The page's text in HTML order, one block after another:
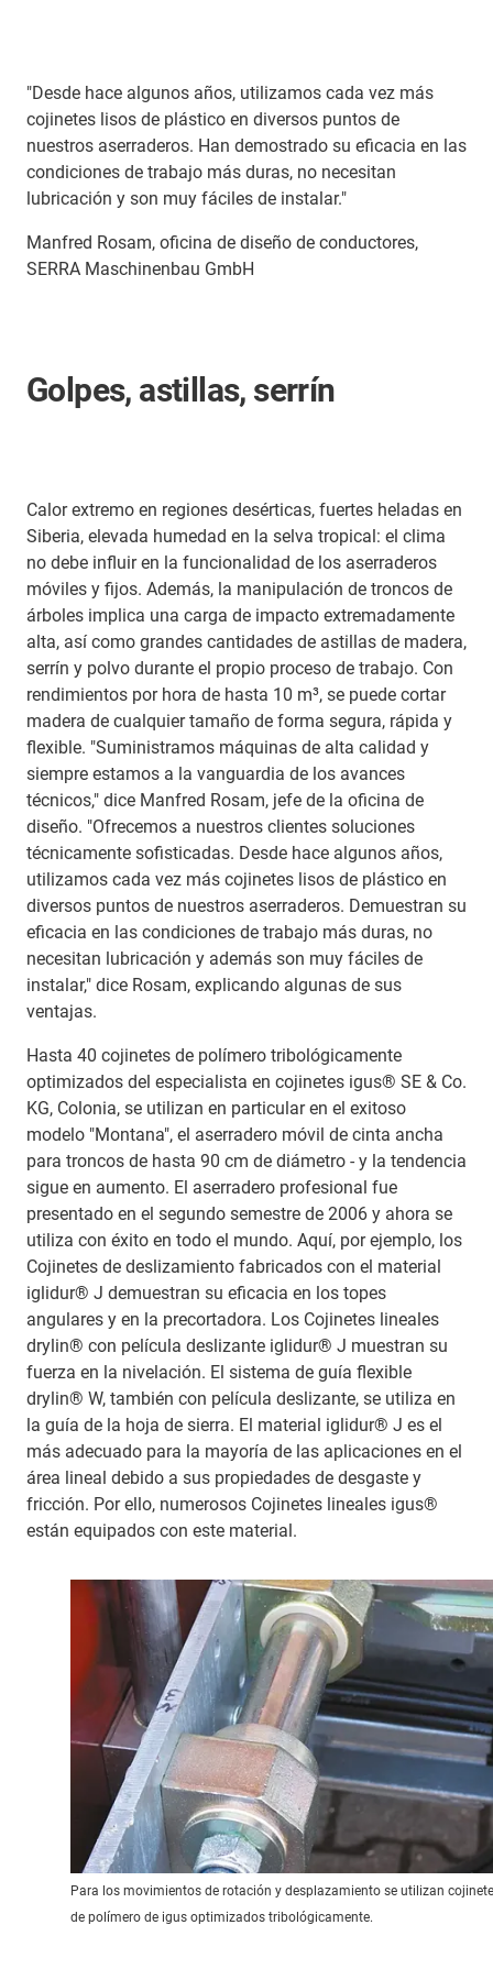
"Desde hace algunos años, utilizamos cada vez más
cojinetes lisos de plástico en diversos puntos de
nuestros aserraderos. Han demostrado su eficacia en las
condiciones de trabajo más duras, no necesitan
lubricación y son muy fáciles de instalar."
Manfred Rosam, oficina de diseño de conductores,
SERRA Maschinenbau GmbH
Golpes, astillas, serrín
Para los movimientos de rotación y desplazamiento se utilizan
de polímero de igus optimizados tribológicamente.
Calor extremo en regiones desérticas, fuertes heladas en
Siberia, elevada humedad en la selva tropical: el clima
no debe influir en la funcionalidad de los aserraderos
móviles y fijos. Además, la manipulación de troncos de
árboles implica una carga de impacto extremadamente
alta, así como grandes cantidades de astillas de madera,
serrín y polvo durante el propio proceso de trabajo. Con
rendimientos por hora de hasta 10 m³, se puede cortar
madera de cualquier tamaño de forma segura, rápida y
flexible. "Suministramos máquinas de alta calidad y
siempre estamos a la vanguardia de los avances
técnicos," dice Manfred Rosam, jefe de la oficina de
diseño. "Ofrecemos a nuestros clientes soluciones
técnicamente sofisticadas. Desde hace algunos años,
utilizamos cada vez más cojinetes lisos de plástico en
diversos puntos de nuestros aserraderos. Demuestran su
eficacia en las condiciones de trabajo más duras, no
necesitan lubricación y además son muy fáciles de
instalar," dice Rosam, explicando algunas de sus
ventajas.
Hasta 40 cojinetes de polímero tribológicamente
optimizados del especialista en cojinetes igus® SE & Co.
KG, Colonia, se utilizan en particular en el exitoso
modelo "Montana", el aserradero móvil de cinta ancha
para troncos de hasta 90 cm de diámetro - y la tendencia
sigue en aumento. El aserradero profesional fue
presentado en el segundo semestre de 2006 y ahora se
utiliza con éxito en todo el mundo. Aquí, por ejemplo, los
Cojinetes de deslizamiento fabricados con el material
iglidur® J demuestran su eficacia en los topes
angulares y en la precortadora. Los Cojinetes lineales
drylin® con película deslizante iglidur® J muestran su
fuerza en la nivelación. El sistema de guía flexible
drylin® W, también con película deslizante, se utiliza en
la guía de la hoja de sierra. El material iglidur® J es el
más adecuado para la mayoría de las aplicaciones en el
área lineal debido a sus propiedades de desgaste y
fricción. Por ello, numerosos Cojinetes lineales igus®
están equipados con este material.